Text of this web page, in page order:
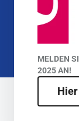
MELDEN
2025 AN!